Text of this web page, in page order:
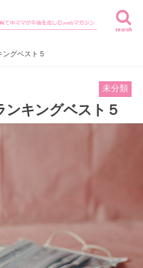
search
グベスト５
未分類
キングベスト５